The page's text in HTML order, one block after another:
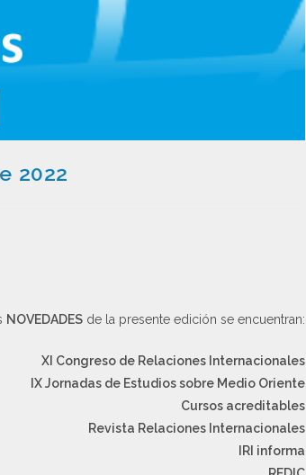
2022
NOVEDADES de la presente edición se encuentran:
XI Congreso de Relaciones Internacionales
IX Jornadas de Estudios sobre Medio Oriente
Cursos acreditables
Revista Relaciones Internacionales
IRI informa